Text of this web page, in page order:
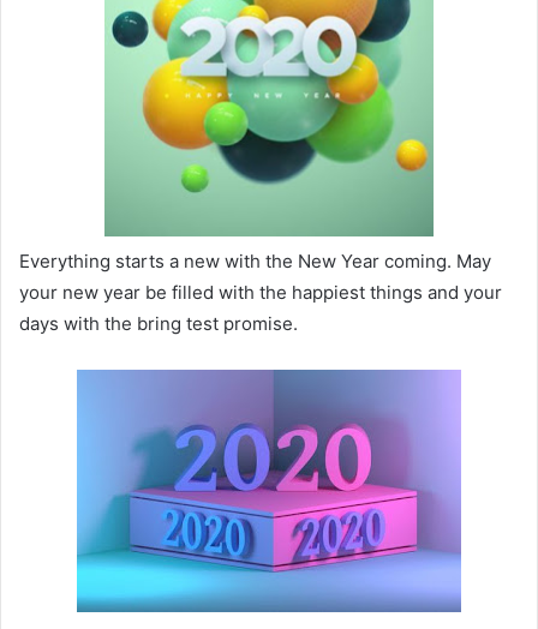
Everything starts a new with the New Year coming. May
your new year be filled with the happiest things and your
days with the bring test promise.